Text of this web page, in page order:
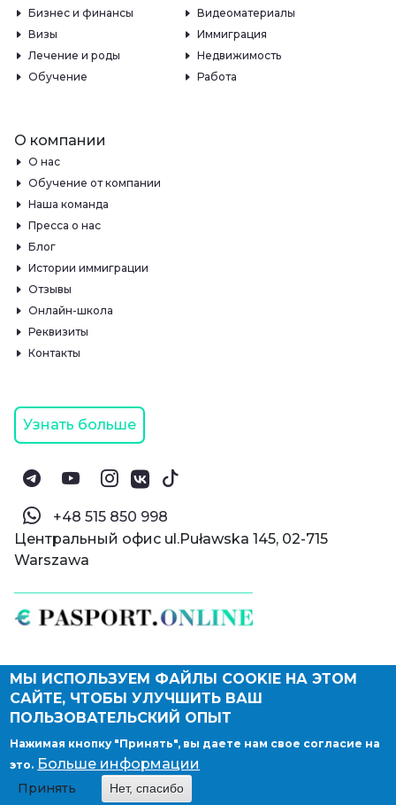
© Паспорт Онлайн 2019—2026
Политика конфиденциальности
Оферта и конфиденциальность:РФ
Правовые документы
Депонирование логотипа компании
Бизнес и финансы
Видеоматериалы
Визы
Иммиграция
Лечение и роды
Недвижимость
Обучение
Работа
О компании
О нас
Обучение от компании
Наша команда
Пресса о нас
Блог
Истории иммиграции
Отзывы
Онлайн-школа
Реквизиты
Контакты
Узнать больше
‪+48 515 850 998‬
Центральный офис ul.Puławska 145, 02-715
Warszawa
МЫ ИСПОЛЬЗУЕМ ФАЙЛЫ COOKIE НА ЭТОМ
САЙТЕ, ЧТОБЫ УЛУЧШИТЬ ВАШ
ПОЛЬЗОВАТЕЛЬСКИЙ ОПЫТ
Нажимая кнопку "Принять", вы даете нам свое согласие на
это. Больше информации
Принять Нет, спасибо